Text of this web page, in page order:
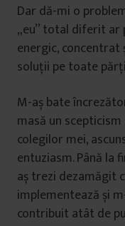
Dar dă-mi o
„eu” total diferit ar
energic, concentrat
soluții pe toate
M-aș bate
masă un
colegilor mei,
entuziasm. Până la
aș trezi dezamăgit
implementează și
contribuit atât de